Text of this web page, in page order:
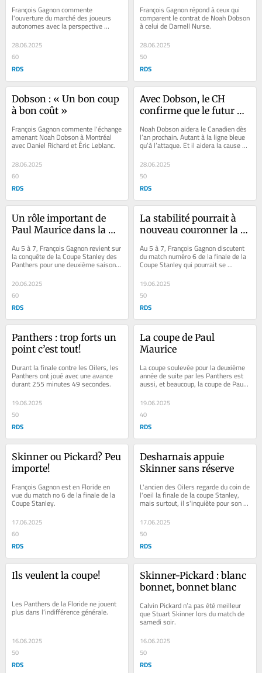
François Gagnon commente
l'ouverture du marché des joueurs
autonomes avec la perspective
d'augmentation de la masse salariale
dans les prochaines...
28.06.2025
60
RDS
François Gagnon répond à ceux qui
comparent le contrat de Noah Dobson
à celui de Darnell Nurse.
28.06.2025
50
RDS
Dobson : « Un bon coup
à bon coût »
François Gagnon commente l'échange
amenant Noah Dobson à Montréal
avec Daniel Richard et Éric Leblanc.
28.06.2025
60
RDS
Avec Dobson, le CH
confirme que le futur
Noah Dobson aidera le Canadien dès
l’an prochain. Autant à la ligne bleue
qu’à l’attaque. Et il aidera la cause du
Tricolore pour les sept...
28.06.2025
50
RDS
Un rôle important de
Paul Maurice dans la
Au 5 à 7, François Gagnon revient sur
la conquête de la Coupe Stanley des
Panthers pour une deuxième saison
consécutive.
20.06.2025
60
RDS
La stabilité pourrait à
nouveau couronner la
Au 5 à 7, François Gagnon discutent
du match numéro 6 de la finale de la
Coupe Stanley qui pourrait se
conclure avec une deuxième
conquête...
19.06.2025
50
RDS
Panthers : trop forts un
point c’est tout!
Durant la finale contre les Oilers, les
Panthers ont joué avec une avance
durant 255 minutes 49 secondes.
19.06.2025
50
RDS
La coupe de Paul
Maurice
La coupe soulevée pour la deuxième
année de suite par les Panthers est
aussi, et beaucoup, la coupe de Paul
Maurice.
19.06.2025
40
RDS
Skinner ou Pickard? Peu
importe!
François Gagnon est en Floride en
vue du match no 6 de la finale de la
Coupe Stanley.
17.06.2025
60
RDS
Desharnais appuie
Skinner sans réserve
L'ancien des Oilers regarde du coin de
l'oeil la finale de la coupe Stanley,
mais surtout, il s'inquiète pour son
ami devant le filet.
17.06.2025
50
RDS
Ils veulent la coupe!
Les Panthers de la Floride ne jouent
plus dans l’indifférence générale.
16.06.2025
50
RDS
Skinner-Pickard : blanc
bonnet, bonnet blanc
Calvin Pickard n’a pas été meilleur
que Stuart Skinner lors du match de
samedi soir.
16.06.2025
50
RDS